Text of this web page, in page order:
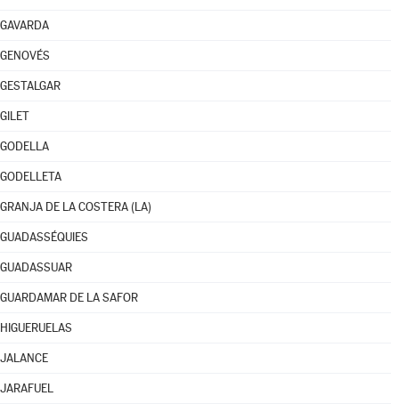
GAVARDA
GENOVÉS
GESTALGAR
GILET
GODELLA
GODELLETA
GRANJA DE LA COSTERA (LA)
GUADASSÉQUIES
GUADASSUAR
GUARDAMAR DE LA SAFOR
HIGUERUELAS
JALANCE
JARAFUEL